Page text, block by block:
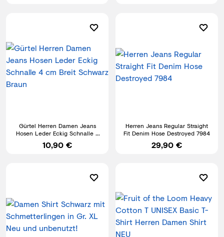
Gürtel Herren Damen Jeans
Hosen Leder Eckig Schnalle 4
cm Breit Schwarz Braun
10,90 €
Herren Jeans Regular Straight
Fit Denim Hose Destroyed 7984
29,90 €